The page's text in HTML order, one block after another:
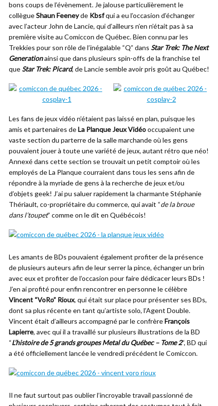
bons coups de l’évènement. Je jalouse particulièrement le
collègueShaun Feeneyde Kbsfqui a eu l’occasion d’échanger
avec l’acteur John de Lancie, qui d’ailleurs n’en n’était pas à sa
première visite au Comiccon de Québec. Bien connu par les
Trekkies pour son rôle de l’inégalable “Q” dans Star Trek: The Next
Generationainsi que dans plusieurs spin-offs de la franchise tel
queStar Trek: Picard, de Lancie semble avoir pris goût au Québec!
Les fans de jeux vidéo n’étaient pas laissé en plan, puisque les
amis et partenaires deLa Planque Jeux Vidéooccupaient une
vaste section du parterre de la salle marchande où les gens
pouvaient jouer à toute une variété de jeux, autant rétro que néo!
Annexé dans cette section se trouvait un petit comptoir où les
employés de La Planque courraient dans tous les sens afin de
répondre à la myriade de gens à la recherche de jeux et/ou
d’objets geek! J’ai pu saluer rapidement la charmante Stéphanie
Thériault, co-propriétaire du commerce, qui avait “de la broue
dans l’toupet” comme on le dit en Québécois!
Les amants de BDs pouvaient également profiter de la présence
de plusieurs auteurs afin de leur serrer la pince, échanger un brin
avec eux et profiter de l’occasion pour faire dédicacer leurs BDs !
J’en ai profité pour enfin rencontrer en personne le célèbre
Vincent “VoRo” Rioux, qui était sur place pour présenter ses BDs,
dont sa plus récente en tant qu’artiste solo, l’Agent Double.
Vincent était d’ailleurs accompagné par le confrèreFrançois
Lapierre, avec qui il a travaillé sur plusieurs illustrations de la BD
“L’histoire de 5 grands groupes Metal du Québec – Tome 2“, BD qui
a été officiellement lancée le vendredi précédent le Comiccon.
Il ne faut surtout pas oublier l’incroyable travail passionné de